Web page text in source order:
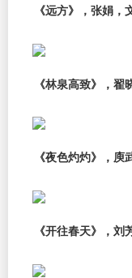
《远方》，张娟
《林泉高致》，
《夜色灼灼》，
《开往春天》，